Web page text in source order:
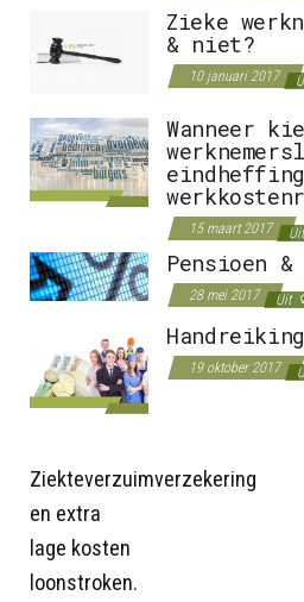
Zieke
& niet?
10 januari 2017
Wanneer
15 maart 2017
Pensioen &
28 mei 2017 Uit
19 oktober 2017
Ziekteverzuimverzekering
en extra
lage kosten
loonstroken.